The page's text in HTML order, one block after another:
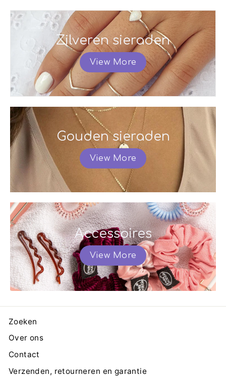
Zilveren sieraden
View More
Gouden sieraden
View More
Accessoires
View More
Zoeken
Over ons
Contact
Verzenden, retourneren en garantie